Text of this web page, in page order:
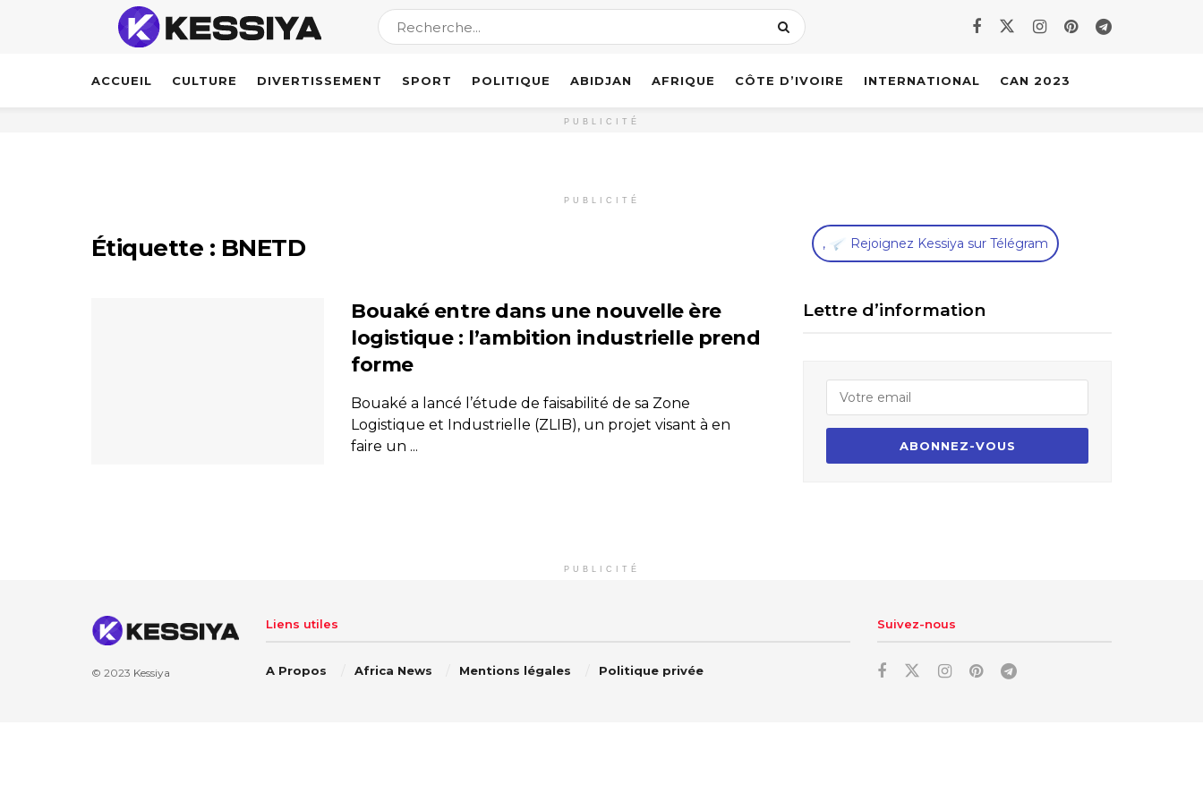
ACCUEIL CULTURE DIVERTISSEMENT SPORT POLITIQUE ABIDJAN AFRIQUE CÔTE D’IVOIRE INTERNATIONAL CAN 2023
PUBLICITÉ
PUBLICITÉ
Étiquette : BNETD
Bouaké entre dans une nouvelle ère
logistique : l’ambition industrielle prend
forme
Bouaké a lancé l’étude de faisabilité de sa Zone
Logistique et Industrielle (ZLIB), un projet visant à en
faire un ...
, Rejoignez Kessiya sur Télégram
Lettre d’information
PUBLICITÉ
© 2023 Kessiya
Liens utiles
A Propos Africa News Mentions légales Politique privée
Suivez-nous